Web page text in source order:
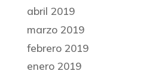
abril 2019
marzo 2019
febrero 2019
enero 2019